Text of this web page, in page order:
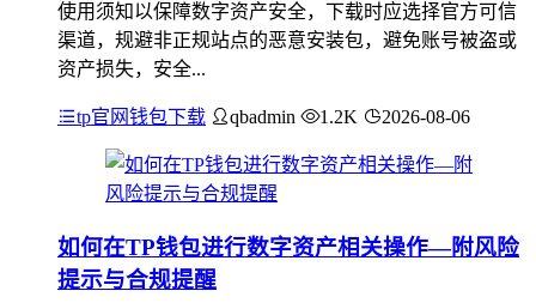
使用须知以保障数字资产安全，下载时应选择官方可信
渠道，规避非正规站点的恶意安装包，避免账号被盗或
资产损失，安全...
tp官网钱包下载 qbadmin 1.2K 2026-08-06
如何在TP钱包进行数字资产相关操作—附风险
提示与合规提醒